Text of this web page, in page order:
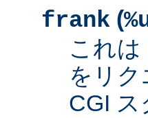
frank (
これ
をリ
CGI